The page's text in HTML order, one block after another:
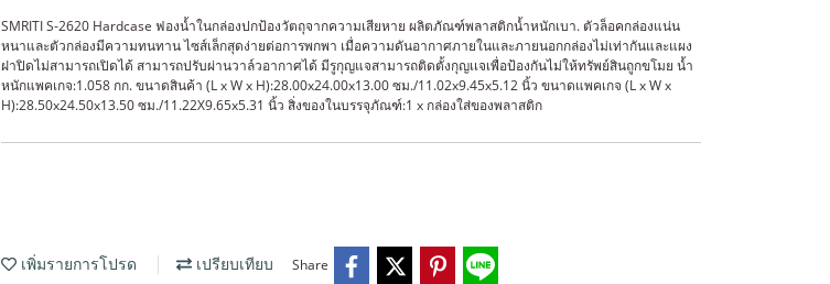
SMRITI S-2620 Hardcase ฟองน้ำในกล่องปกป้องวัตถุจากความเสียหาย ผลิตภัณฑ์พลาสติกน้ำหนักเบา. ตัวล็อคกล่องแน่น
หนาและตัวกล่องมีความทนทาน ไซส์เล็กสุดง่ายต่อการพกพา เมื่อความดันอากาศภายในและภายนอกกล่องไม่เท่ากันและแผง
ฝาปิดไม่สามารถเปิดได้ สามารถปรับผ่านวาล์วอากาศได้ มีรูกุญแจสามารถติดตั้งกุญเเจเพื่อป้องกันไม่ให้ทรัพย์สินถูกขโมย น้ำ
หนักแพคเกจ:1.058 กก. ขนาดสินค้า (L x W x H):28.00x24.00x13.00 ซม./11.02x9.45x5.12 นิ้ว ขนาดแพคเกจ (L x W x
H):28.50x24.50x13.50 ซม./11.22X9.65x5.31 นิ้ว สิ่งของในบรรจุภัณฑ์:1 x กล่องใส่ของพลาสติก
เพิ่มรายการโปรด เปรียบเทียบ Share